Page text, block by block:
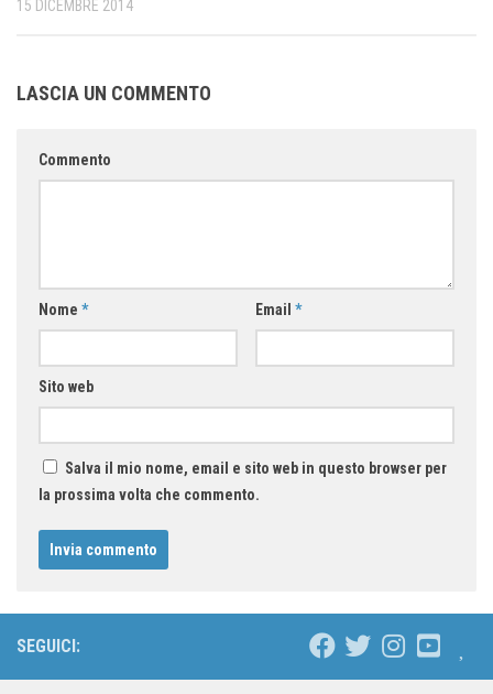
15 DICEMBRE 2014
LASCIA UN COMMENTO
Commento
Nome * Email *
Sito web
Salva il mio nome, email e sito web in questo browser per
la prossima volta che commento.
SEGUICI: